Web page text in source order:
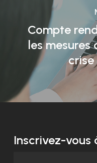
Compte
les mesures
crise
Inscrivez-vous